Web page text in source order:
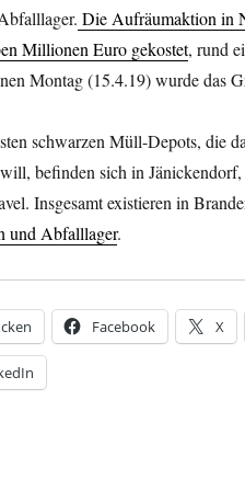
Die Aufräumaktion in
Millionen Euro gekostet, rund
Montag (15.4.19) wurde das
schwarzen Müll-Depots, die
befinden sich in
Insgesamt existieren in
und Abfalllager.
Facebook X